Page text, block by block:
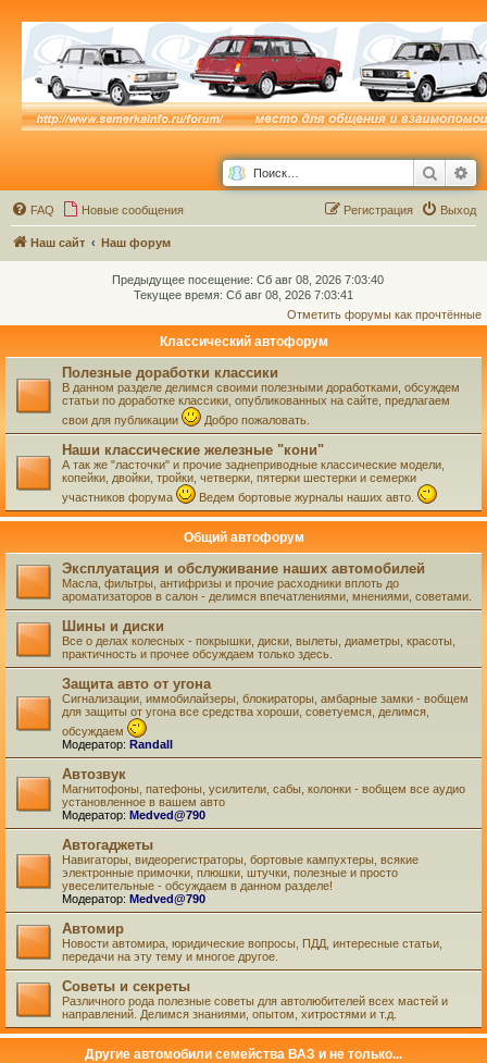
Поиск
FAQ Новые сообщения Выход
Регистрация
Наш сайт Наш форум
Предыдущее посещение: Сб авг 08, 2026 7:03:40
Текущее время: Сб авг 08, 2026 7:03:41
Отметить форумы как прочтённые
Классический автофорум
Полезные доработки классики
В данном разделе делимся своими полезными доработками, обсуждем
статьи по доработке классики, опубликованных на сайте, предлагаем
свои для публикации
Добро пожаловать.
Наши классические железные "кони"
А так же "ласточки" и прочие заднеприводные классические модели,
копейки, двойки, тройки, четверки, пятерки шестерки и семерки
участников форума
Ведем бортовые журналы наших авто.
Общий автофорум
Эксплуатация и обслуживание наших автомобилей
Масла, фильтры, антифризы и прочие расходники вплоть до
ароматизаторов в салон - делимся впечатлениями, мнениями, советами.
Шины и диски
Все о делах колесных - покрышки, диски, вылеты, диаметры, красоты,
практичность и прочее обсуждаем только здесь.
Защита авто от угона
Сигнализации, иммобилайзеры, блокираторы, амбарные замки - вобщем
для защиты от угона все средства хороши, советуемся, делимся,
обсуждаем
Модератор: Randall
Автозвук
Магнитофоны, патефоны, усилители, сабы, колонки - вобщем все аудио
установленное в вашем авто
Модератор: Medved@790
Автогаджеты
Навигаторы, видеорегистраторы, бортовые кампухтеры, всякие
электронные примочки, плюшки, штучки, полезные и просто
увеселительные - обсуждаем в данном разделе!
Модератор: Medved@790
Автомир
Новости автомира, юридические вопросы, ПДД, интересные статьи,
передачи на эту тему и многое другое.
Советы и секреты
Различного рода полезные советы для автолюбителей всех мастей и
направлений. Делимся знаниями, опытом, хитростями и т.д.
Другие автомобили семейства ВАЗ и не только...